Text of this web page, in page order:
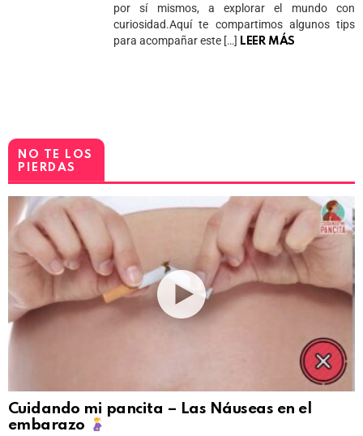
por sí mismos, a explorar el mundo con
curiosidad.Aquí te compartimos algunos tips
para acompañar este […] LEER MÁS
NO TE LOS
PIERDAS
Cuidando mi pancita – Las Náuseas en el
embarazo